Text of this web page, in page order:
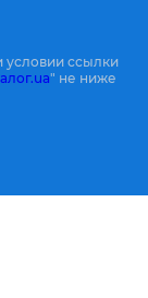
условии ссылки
" не ниже